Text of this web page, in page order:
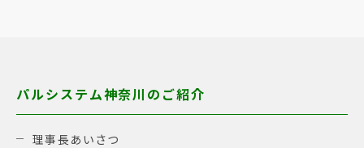
パルシステム神奈川のご紹介
理事長あいさつ